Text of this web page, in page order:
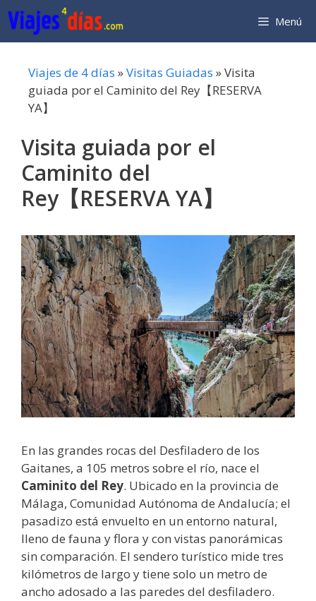
Saltar
al
contenido
Menú
Viajes de 4 días »Visitas Guiadas »Visita
guiada por el Caminito del Rey【RESERVA
YA】
Visita guiada por el
Caminito del
Rey【RESERVA YA】
En las grandes rocas del Desfiladero de los
Gaitanes, a 105 metros sobre el río, nace el
Caminito del Rey. Ubicado en la provincia de
Málaga, Comunidad Autónoma de Andalucía; el
pasadizo está envuelto en un entorno natural,
lleno de fauna y flora y con vistas panorámicas
sin comparación. El sendero turístico mide tres
kilómetros de largo y tiene solo un metro de
ancho adosado a las paredes del desfiladero.